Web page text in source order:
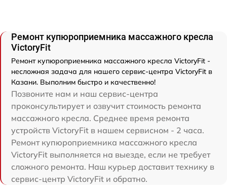
Ремонт купюроприемника массажного кресла
VictoryFit
Ремонт купюроприемника массажного кресла VictoryFit -
несложная задача для нашего сервис-центра VictoryFit в
Казани. Выполним быстро и качественно!
Позвоните нам и наш сервис-центра
проконсультирует и озвучит стоимость ремонта
массажного кресла. Среднее время ремонта
устройств VictoryFit в нашем сервисном - 2 часа.
Ремонт купюроприемника массажного кресла
VictoryFit выполняется на выезде, если не требует
сложного ремонта. Наш курьер доставит технику в
сервис-центр VictoryFit и обратно.